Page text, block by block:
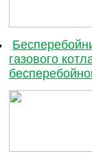
газового